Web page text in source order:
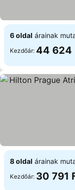
6 oldal árainak
Kezdőár: 44 624
8 oldal árainak
Kezdőár: 30 791